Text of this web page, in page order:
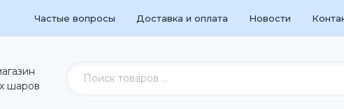
Частые вопросы Доставка и оплата Новости
шаров